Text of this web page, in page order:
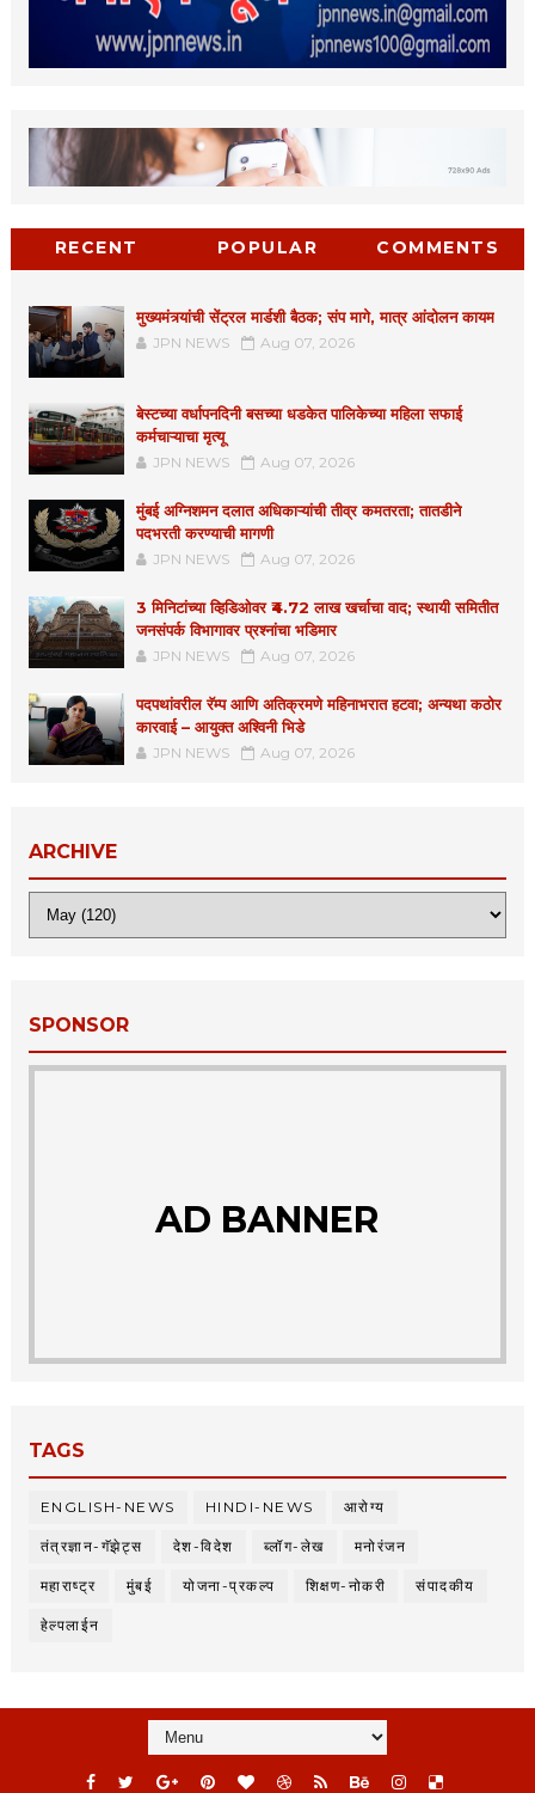
RECENT POPULAR COMMENTS
मुख्यमंत्र्यांची सेंट्रल मार्डशी बैठक; संप मागे, मात्र आंदोलन कायम
JPN NEWS Aug 07, 2026
बेस्टच्या वर्धापनदिनी बसच्या धडकेत पालिकेच्या महिला सफाई
कर्मचाऱ्याचा मृत्यू
JPN NEWS Aug 07, 2026
मुंबई अग्निशमन दलात अधिकाऱ्यांची तीव्र कमतरता; तातडीने
पदभरती करण्याची मागणी
JPN NEWS Aug 07, 2026
3 मिनिटांच्या व्हिडिओवर ₹4.72 लाख खर्चाचा वाद; स्थायी समितीत
जनसंपर्क विभागावर प्रश्नांचा भडिमार
JPN NEWS Aug 07, 2026
पदपथांवरील रॅम्प आणि अतिक्रमणे महिनाभरात हटवा; अन्यथा कठोर
कारवाई – आयुक्त अश्विनी भिडे
JPN NEWS Aug 07, 2026
ARCHIVE
SPONSOR
AD BANNER
TAGS
ENGLISH-NEWS HINDI-NEWS आरोग्य
तंत्रज्ञान-गॅझेट्स देश-विदेश ब्लॉग-लेख मनोरंजन
महाराष्ट्र मुंबई योजना-प्रकल्प शिक्षण-नोकरी संपादकीय
हेल्पलाईन